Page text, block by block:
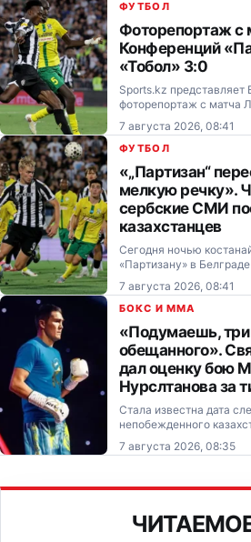
Российского
Колосков.
ФУТБОЛ
Фоторепортаж с
Конференций
«Тобол» 3:0
Sports.kz
фоторепортаж с матча
«Партизан» — «Тобол»
sportal.blic.rs.
7 августа 2026, 08:41
ФУТБОЛ
«„Партизан“
мелкую речку».
сербские СМИ
казахстанцев
Сегодня ночью
«Партизану» в
матча третьего
Конференций.
7 августа 2026, 08:41
БОКС И MMA
«Подумаешь,
обещанного».
дал оценку бою
Нурслтанова за
Стала известна дата
непобежденного
Мейирима
7 августа 2026, 08:35